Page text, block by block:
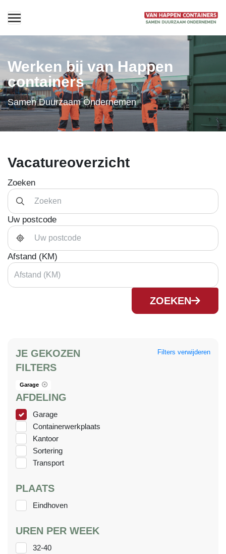
Werken bij van Happen
containers
Samen Duurzaam Ondernemen
Vacatureoverzicht
Zoeken
Uw postcode
Afstand (KM)
ZOEKEN
JE GEKOZEN
FILTERS
Filters verwijderen
Garage
AFDELING
Garage
Containerwerkplaats
Kantoor
Sortering
Transport
PLAATS
Eindhoven
UREN PER WEEK
32-40